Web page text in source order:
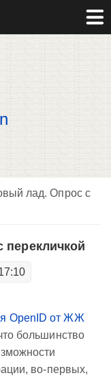
лад. Опрос с
OpenID от ЖЖ
большинство
во-первых,